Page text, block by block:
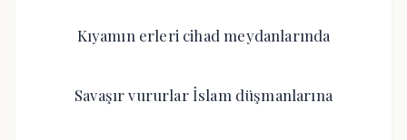
Kıyamın erleri cihad meydanlarında
Savaşır vururlar İslam düşmanlarına